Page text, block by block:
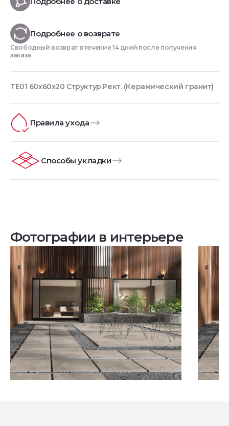
Подробнее о возврате
Свободный возврат в течение 14 дней после получения
заказа
TE01 60x60x20 Структур.Рект. (Керамический гранит)
Правила ухода
Способы укладки
Фотографии в интерьере
Посмотреть все проекты